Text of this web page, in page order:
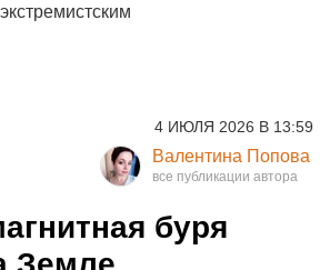
4 ИЮЛЯ 2026 В 13:59
Валентина Попова
буря